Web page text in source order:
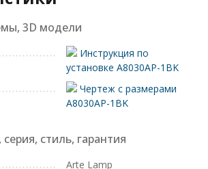
3D модели
Инструкция по
установке A8030AP-1BK
Чертеж с размерами
A8030AP-1BK
стиль, гарантия
Arte Lamp